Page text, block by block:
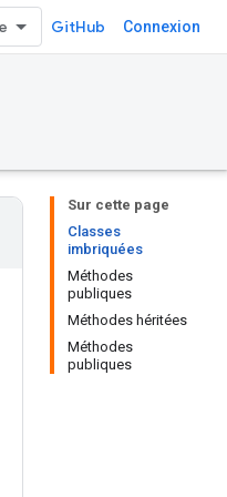
GitHub Connexion
Sur cette page
Classes
imbriquées
Méthodes
publiques
Méthodes héritées
Méthodes
publiques